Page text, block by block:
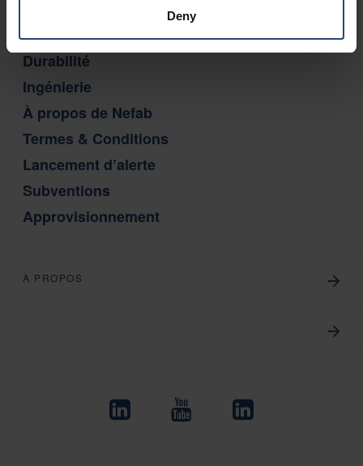
Deny
Carrières
Durabilité
Ingénierie
À propos de Nefab
Termes & Conditions
Lancement d’alerte
Subventions
Approvisionnement
À PROPOS